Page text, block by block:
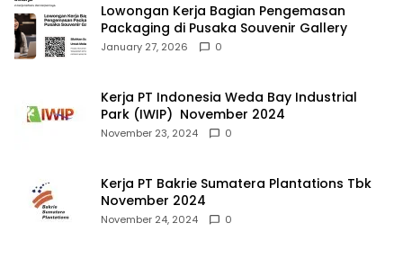
Lowongan Kerja Bagian Pengemasan
Packaging di Pusaka Souvenir Gallery
January 27, 2026 0
Kerja PT Indonesia Weda Bay Industrial
Park (IWIP) November 2024
November 23, 2024 0
Kerja PT Bakrie Sumatera Plantations Tbk
November 2024
November 24, 2024 0